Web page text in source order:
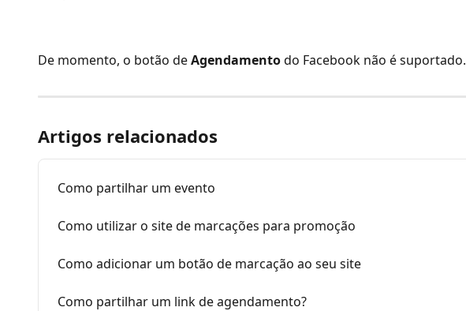
De momento, o botão de Agendamento do Facebook não é suportado.
Artigos relacionados
Como partilhar um evento
Como utilizar o site de marcações para promoção
Como adicionar um botão de marcação ao seu site
Como partilhar um link de agendamento?